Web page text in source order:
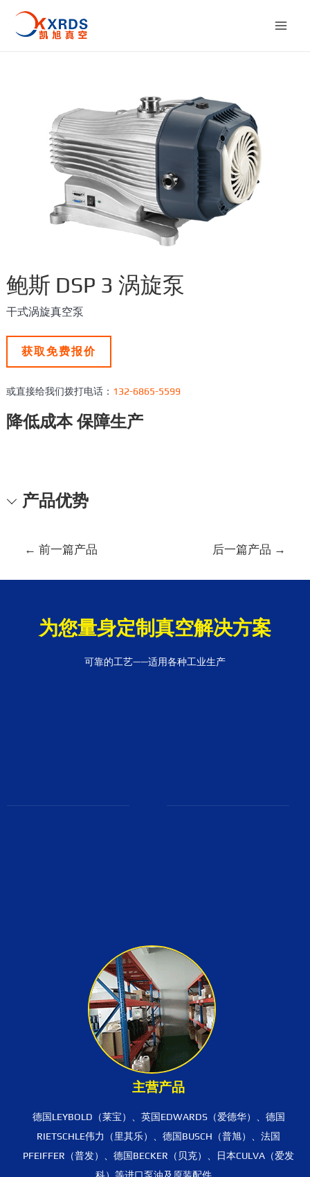
鲍斯 DSP 3 涡旋泵
干式涡旋真空泵
获取免费报价
或直接给我们拨打电话： 132-6865-5599
降低成本 保障生产
产品优势
导
← 前一篇产品 后一篇产品 →
为您量身定制真空解决方案
可靠的工艺——适用各种工业生产
主营产品
德国LEYBOLD（莱宝）、英国EDWARDS（爱德华）、德国
RIETSCHLE伟力（里其乐）、德国BUSCH（普旭）、法国
PFEIFFER（普发）、德国BECKER（贝克）、日本CULVA（爱发